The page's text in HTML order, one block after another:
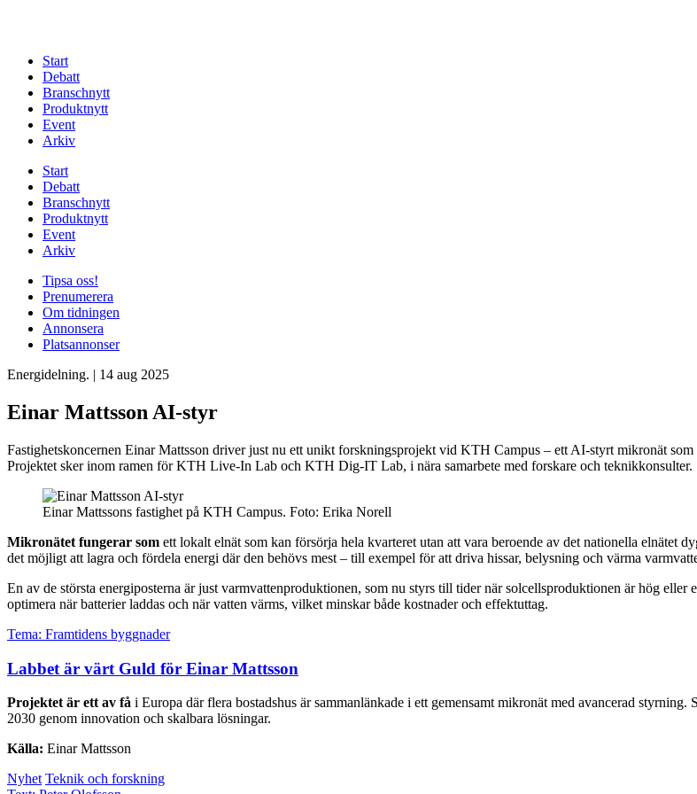
Start
Debatt
Branschnytt
Produktnytt
Event
Arkiv
Start
Debatt
Branschnytt
Produktnytt
Event
Arkiv
Tipsa oss!
Prenumerera
Om tidningen
Annonsera
Platsannonser
Energidelning. | 14 aug 2025
Einar Mattsson AI-styr
Fastighetskoncernen Einar Mattsson driver just nu ett unikt forskningsprojekt vid KTH Campus – ett AI-styrt mikronät
Projektet sker inom ramen för KTH Live-In Lab och KTH Dig-IT Lab, i nära samarbete med forskare och teknikkonsulter.
Einar Mattssons fastighet på KTH Campus. Foto: Erika Norell
Mikronätet fungerar som ett lokalt elnät som kan försörja hela kvarteret utan att vara beroende av det nationella elnätet
det möjligt att lagra och fördela energi där den behövs mest – till exempel för att driva hissar, belysning och värma
En av de största energiposterna är just varmvattenproduktionen, som nu styrs till tider när solcellsproduktionen är hög eller
optimera när batterier laddas och när vatten värms, vilket minskar både kostnader och effektuttag.
Tema: Framtidens byggnader
Labbet är värt Guld för Einar Mattsson
Projektet är ett av få i Europa där flera bostadshus är sammanlänkade i ett gemensamt mikronät med avancerad
2030 genom innovation och skalbara lösningar.
Källa: Einar Mattsson
Nyhet Teknik och forskning